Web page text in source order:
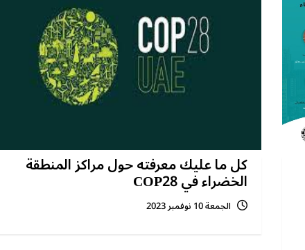
كل ما عليك معرفته حول مراكز المنطقة
الخضراء في COP28
الجمعة 10 نوفمبر 2023